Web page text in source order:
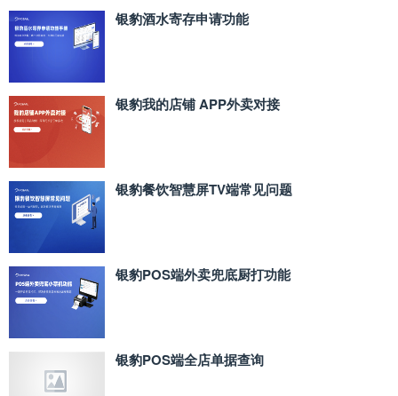
银豹酒水寄存申请功能
银豹我的店铺 APP外卖对接
银豹餐饮智慧屏TV端常见问题
银豹POS端外卖兜底厨打功能
银豹POS端全店单据查询